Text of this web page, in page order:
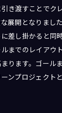
き渡すことでク
展開となりまし
差し掛かると同
までのレイアウ
ります。ゴール
ンプロジェクト